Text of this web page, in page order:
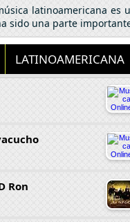
latinoamericana
sido una parte
LATINOAMERICANA
Ron